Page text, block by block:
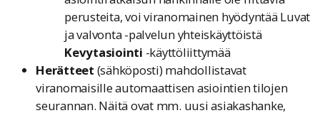
perusteita, voi viranomainen hyödyntää Luvat
ja valvonta -palvelun yhteiskäyttöistä
Kevytasiointi -käyttöliittymää
Herätteet (sähköposti) mahdollistavat
viranomaisille automaattisen asiointien tilojen
seurannan. Näitä ovat mm. uusi asiakashanke,